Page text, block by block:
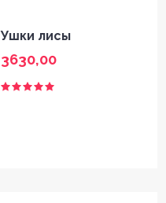
Ушки лисы
3630,00